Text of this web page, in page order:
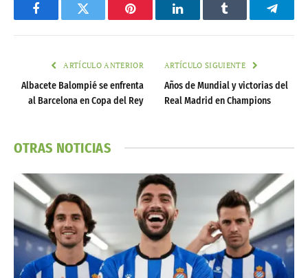
FacebookTwitter Pinterest LinkedInTumblr
ARTÍCULO ANTERIOR
Albacete Balompié se enfrenta
al Barcelona en Copa del Rey
ARTÍCULO SIGUIENTE
Años de Mundial y victorias del
Real Madrid en Champions
OTRAS NOTICIAS